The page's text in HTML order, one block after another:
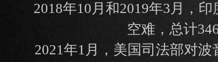
2018年10月和2019年3月，
空难，总计
2021年1月，美国司法部对